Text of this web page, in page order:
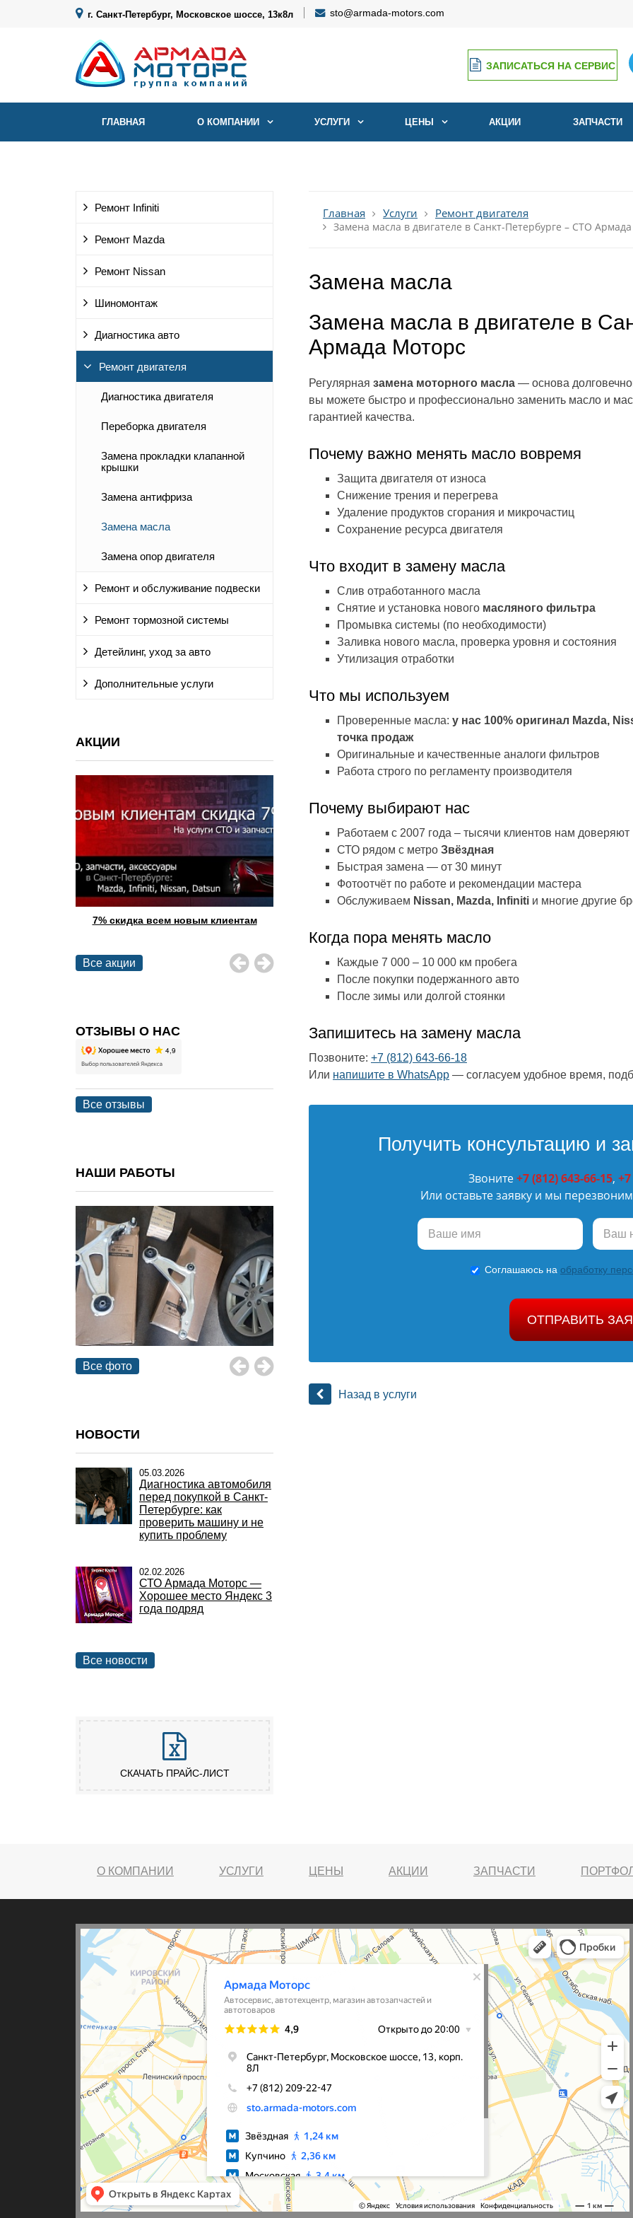
г. Санкт-Петербург, Московское шоссе, 13к8л sto@armada-motors.com
ЗАПИСАТЬСЯ НА СЕРВИС
авто с 2007 года
ГЛАВНАЯ О КОМПАНИИ УСЛУГИ ЦЕНЫ АКЦИИ ЗАПЧАСТИ
Ремонт Infiniti
Ремонт Mazda
Ремонт Nissan
Шиномонтаж
Диагностика авто
Ремонт двигателя
Диагностика двигателя
Переборка двигателя
Замена прокладки клапанной
крышки
Замена антифриза
Замена масла
Замена опор двигателя
Ремонт и обслуживание подвески
Ремонт тормозной системы
Детейлинг, уход за авто
Дополнительные услуги
АКЦИИ
7% скидка всем новым клиентам
за наш счет
Все акции
ОТЗЫВЫ О НАС
Все отзывы
НАШИ РАБОТЫ
Все фото
НОВОСТИ
05.03.2026
Диагностика автомобиля
перед покупкой в Санкт-
Петербурге: как
проверить машину и не
купить проблему
02.02.2026
СТО Армада Моторс —
Хорошее место Яндекс 3
года подряд
Все новости
СКАЧАТЬ ПРАЙС-ЛИСТ
Главная Услуги Ремонт двигателя
Замена масла в двигателе в Санкт-Петербурге – СТО
Замена масла
Замена масла в двигателе в
Армада Моторс
Регулярная замена моторного масла — основа
вы можете быстро и профессионально заменить масло и
гарантией качества.
Почему важно менять масло вовремя
Защита двигателя от износа
Снижение трения и перегрева
Удаление продуктов сгорания и микрочастиц
Сохранение ресурса двигателя
Что входит в замену масла
Слив отработанного масла
Снятие и установка нового масляного фильтра
Промывка системы (по необходимости)
Заливка нового масла, проверка уровня и состояния
Утилизация отработки
Что мы используем
Проверенные масла: у нас 100% оригинал Mazda,
точка продаж
Оригинальные и качественные аналоги фильтров
Работа строго по регламенту производителя
Почему выбирают нас
Работаем с 2007 года – тысячи клиентов нам доверяют
СТО рядом с метро Звёздная
Быстрая замена — от 30 минут
Фотоотчёт по работе и рекомендации мастера
Обслуживаем Nissan, Mazda, Infiniti и многие другие
Когда пора менять масло
Каждые 7 000 – 10 000 км пробега
После покупки подержанного авто
После зимы или долгой стоянки
Запишитесь на замену масла
Позвоните: +7 (812) 643-66-18
Или напишите в WhatsApp — согласуем удобное время,
Получить консультацию и
Звоните+7 (812) 643-66-15,
Или оставьте заявку и мы
Соглашаюсь на обработку
ОТПРАВИТЬ
Назад в услуги
О КОМПАНИИ УСЛУГИ ЦЕНЫ АКЦИИ ЗАПЧАСТИ